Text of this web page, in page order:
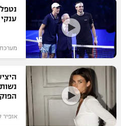
מערכת ספורט
אופיר